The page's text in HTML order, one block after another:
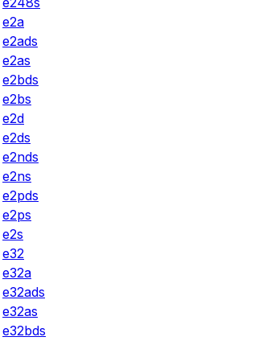
e2a
e2ads
e2as
e2bds
e2bs
e2d
e2ds
e2nds
e2ns
e2pds
e2ps
e2s
e32
e32a
e32ads
e32as
e32bds